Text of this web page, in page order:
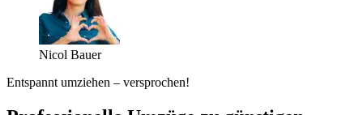
Nicol Bauer
Entspannt umziehen – versprochen!